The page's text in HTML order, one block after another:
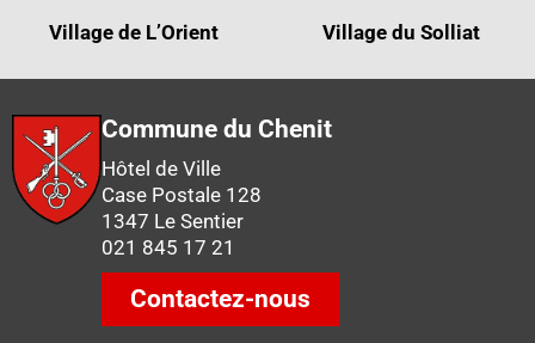
Village de L’Orient Village du Solliat
Commune du Chenit
Hôtel de Ville
Case Postale 128
1347 Le Sentier
021 845 17 21
Contactez-nous